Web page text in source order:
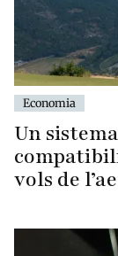
Economia
Un
vols de